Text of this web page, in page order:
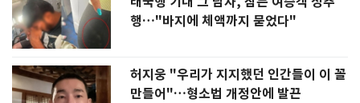
행…"바지에 체액까지 묻었다"
허지웅 "우리가 지지했던 인간들이 이 꼴
만들어"…형소법 개정안에 발끈